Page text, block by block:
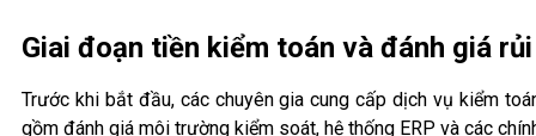
Giai đoạn tiền kiểm toán và đánh giá
Trước khi bắt đầu, các chuyên gia cung cấp dịch vụ kiểm
gồm đánh giá môi trường kiểm soát, hệ thống ERP và các